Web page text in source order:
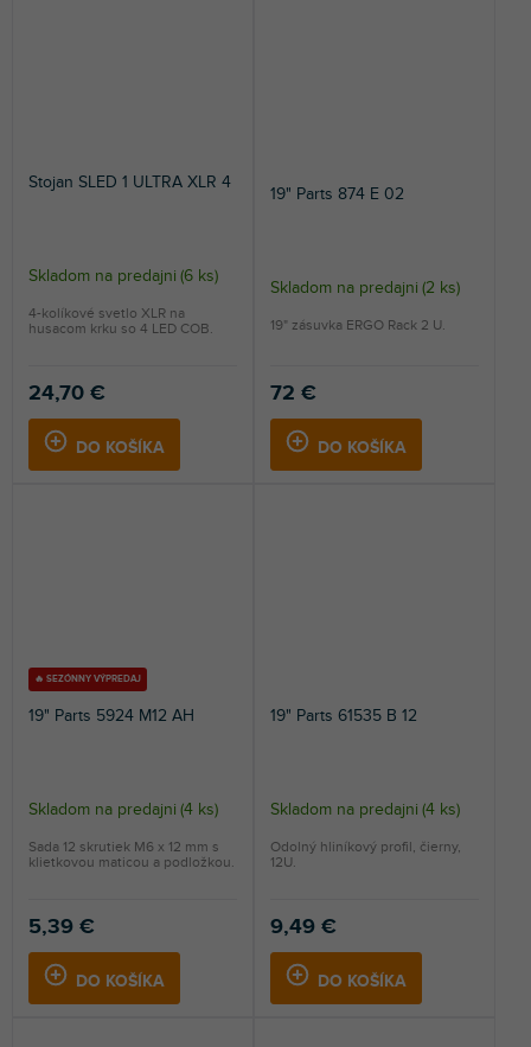
Stojan SLED 1 ULTRA XLR 4
Skladom na predajni (6 ks)
24,70 €
DO KOŠÍKA
4-kolíkové svetlo XLR na
husacom krku so 4 LED COB.
19" Parts 874 E 02
Skladom na predajni (2 ks)
72 €
DO KOŠÍKA
19" zásuvka ERGO Rack 2 U.
🔥 SEZÓNNY VÝPREDAJ
19" Parts 5924 M12 AH
Skladom na predajni (4 ks)
5,39 €
DO KOŠÍKA
Sada 12 skrutiek M6 x 12 mm s
klietkovou maticou a podložkou.
19" Parts 61535 B 12
Skladom na predajni (4 ks)
9,49 €
DO KOŠÍKA
Odolný hliníkový profil, čierny,
12U.